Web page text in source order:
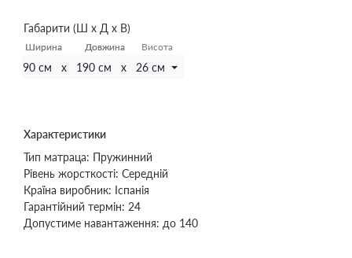
Габарити (Ш х Д х В)
Ширина Довжина
Ширина Довжина Висота
90 см x 190 см x 26 см
Характеристики
Тип матраца: Пружинний
Рівень жорсткості: Середній
Країна виробник: Іспанія
Гарантійний термін: 24
Допустиме навантаження: до 140